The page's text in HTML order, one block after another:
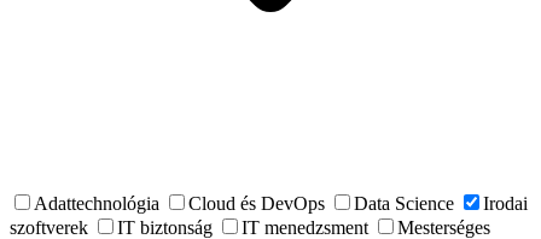
Adattechnológia Cloud és DevOps Data Science
Irodai
szoftverek
IT biztonság IT menedzsment
Mesterséges